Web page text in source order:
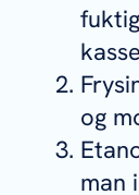
og
man